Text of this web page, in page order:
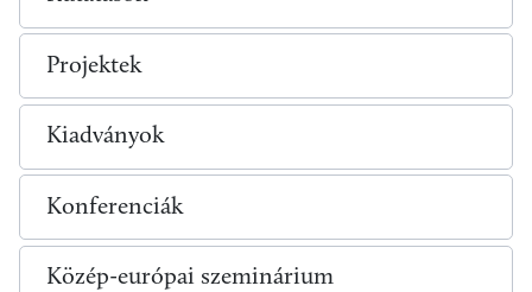
Projektek
Kiadványok
Konferenciák
Közép-európai szeminárium